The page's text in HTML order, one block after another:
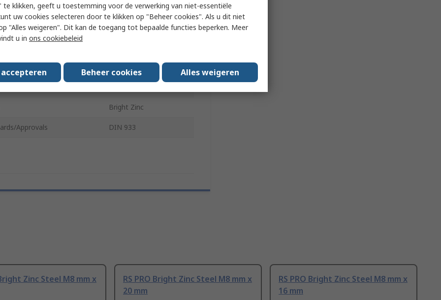
Type Hex Setscrew
25mm
Bright Zinc
Approvals DIN 933
Zinc Steel M8 mm x
RS PRO Bright Zinc Steel M8 mm x
20 mm
RS PRO Bright Zinc Steel M8 mm x
16 mm
te klikken, geeft u toestemming voor de verwerking van niet-essentiële
uw cookies selecteren door te klikken op "Beheer cookies". Als u dit niet
"Alles weigeren". Dit kan de toegang tot bepaalde functies beperken. Meer
u in ons cookiebeleid
Beheer cookies Alles weigeren